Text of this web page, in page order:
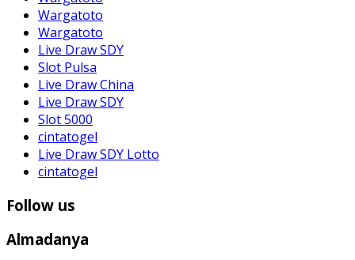
Wargatoto
Wargatoto
Live Draw SDY
Slot Pulsa
Live Draw China
Live Draw SDY
Slot 5000
cintatogel
Live Draw SDY Lotto
cintatogel
Follow us
Almadanya